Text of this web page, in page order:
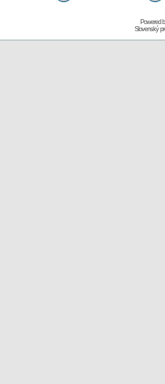
Powered
Slovenský